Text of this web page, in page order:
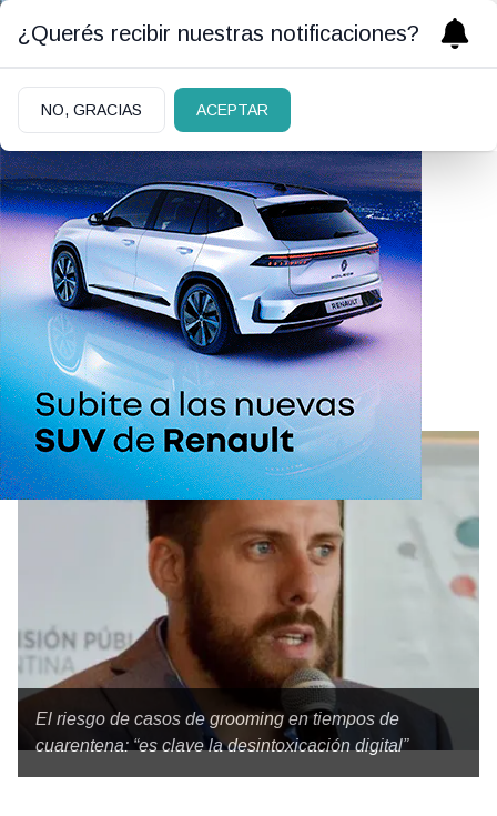
El riesgo de casos de
grooming en tiempos de
cuarentena: “es clave la
desintoxicación digital”
El riesgo de casos de grooming en tiempos de
cuarentena: “es clave la desintoxicación digital”
¿Querés recibir nuestras notificaciones?
NO, GRACIAS ACEPTAR